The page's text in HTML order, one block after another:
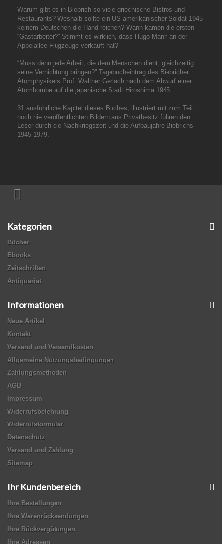
Warum gibt es in Biebrich so viele griechische Bistros und
Restaurants? Weshalb sollte ein US-amerikanischer Soldat 1945
keinem Deutschen die Hand reichen? Wann kamen die ersten
“Gastarbeiter?” Stimmt es wirklich, dass Hugo Mann an der
Äppelallee Flugzeuge verkauft hat?
“Muss denn jede Arbeit, die dem Menschen dient, gleichzeitig
seine Vernichtung bringen?” Tagebucheintrag des Biebricher
Atomphysikers Prof. Walther Gerlach nach dem Abwurf einer
Atombombe auf die japanische Stadt Hiroshima 1945.
31 ausführliche Kapitel dieses Buches, illustriert mit zum Teil
noch nie veröffentlichten Bildern aus Privatbesitz führen den
Leser durch die Nachkriegszeit und die Aufbaujahre Biebrichs
1945-1979.
Kategorien
Bücher
Ebooks
Zeitschriften
Antiquariat
Informationen
Neue Artikel
Kontakt
Versand und Versandkosten
Allgemeine Nutzungsbedingungen
Zahlungsmethoden
AGB
Impressum
Widerrufsbelehrung
Widerrufsformular
Datenschutz
Versand und Zahlung
Sitemap
Ihr Kundenbereich
Ihre Bestellungen
Ihre Warenrücksendungen
Ihre Rückvergütungen
Ihre Adressen